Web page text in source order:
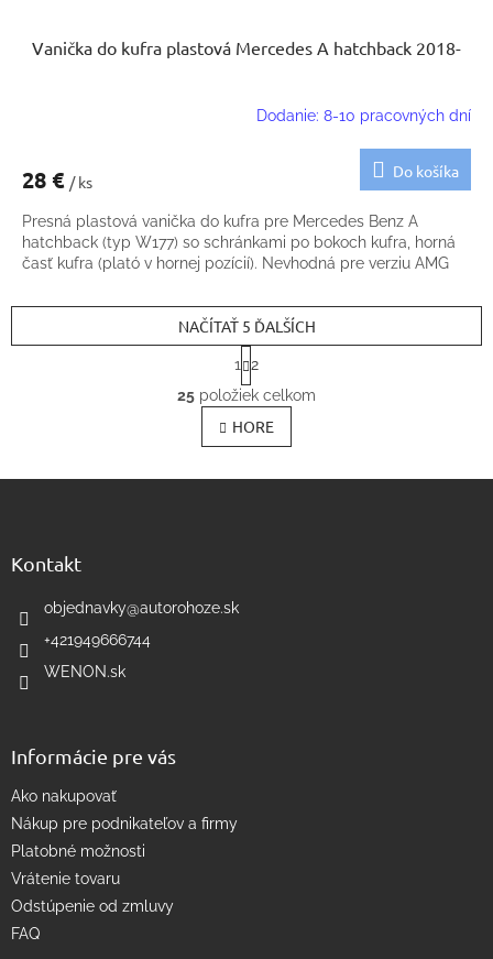
Vanička do kufra plastová Mercedes A hatchback 2018-
Dodanie: 8-10 pracovných dní
28 € / ks
Do košíka
Presná plastová vanička do kufra pre Mercedes Benz A
hatchback (typ W177) so schránkami po bokoch kufra, horná
časť kufra (plató v hornej pozícií). Nevhodná pre verziu AMG
O
v
l
á
NAČÍTAŤ 5 ĎALŠÍCH
S
t
r
á
n
k
v
1 2
25 položiek celkom
HORE
Kontakt
objednavky@autorohoze.sk
+421949666744
WENON.sk
Informácie pre vás
Ako nakupovať
Nákup pre podnikateľov a firmy
Platobné možnosti
Vrátenie tovaru
Odstúpenie od zmluvy
FAQ